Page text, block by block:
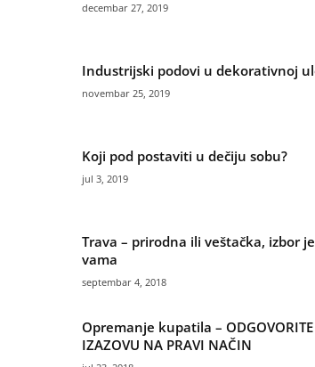
decembar 27, 2019
Industrijski podovi u dekorativnoj
novembar 25, 2019
Koji pod postaviti u dečiju sobu?
jul 3, 2019
Trava – prirodna ili veštačka, izbor
vama
septembar 4, 2018
Opremanje kupatila – ODGOVORITE
IZAZOVU NA PRAVI NAČIN